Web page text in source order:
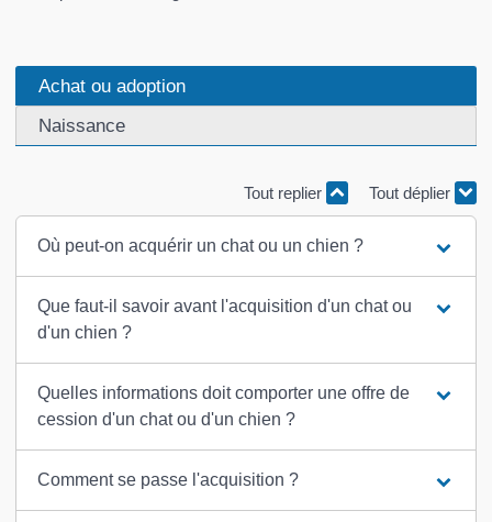
Achat ou adoption
Naissance
Tout replier Tout déplier
Où peut-on acquérir un chat ou un chien ?
Que faut-il savoir avant l'acquisition d'un chat ou
d'un chien ?
Quelles informations doit comporter une offre de
cession d'un chat ou d'un chien ?
Comment se passe l'acquisition ?